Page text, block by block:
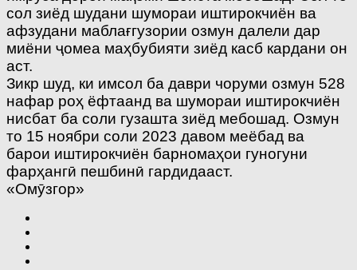
сол зиёд шудани шумораи иштирокчиён ва
афзудани маблағгузории озмун далели дар
миёни ҷомеа маҳбубияти зиёд касб кардани он
аст.
Зикр шуд, ки имсол ба даври чоруми озмун 528
нафар роҳ ёфтаанд ва шумораи иштирокчиён
нисбат ба соли гузашта зиёд мебошад. Озмун
то 15 ноябри соли 2023 давом меёбад ва
барои иштирокчиён барномаҳои гуногуни
фарҳангӣ пешбинӣ гардидааст.
«Омӯзгор»